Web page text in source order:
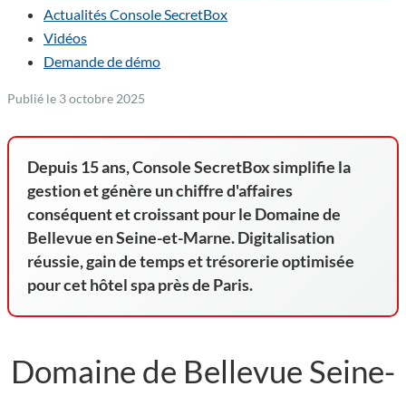
Actualités Console SecretBox
Vidéos
Demande de démo
Publié le 3 octobre 2025
Depuis 15 ans, Console SecretBox simplifie la
gestion et génère un chiffre d'affaires
conséquent et croissant pour le Domaine de
Bellevue en Seine-et-Marne. Digitalisation
réussie, gain de temps et trésorerie optimisée
pour cet hôtel spa près de Paris.
Domaine de Bellevue Seine-